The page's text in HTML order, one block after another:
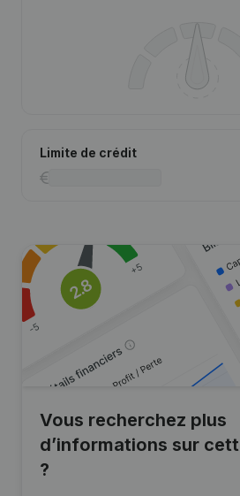
Limite de crédit
Vous recherchez plus
d’informations sur
?